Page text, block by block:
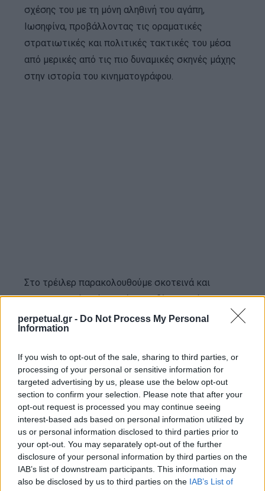
perpetual.gr - Do Not Process My Personal
Information
If you wish to opt-out of the sale, sharing to third parties, or
processing of your personal or sensitive information for
targeted advertising by us, please use the below opt-out
section to confirm your selection. Please note that after your
opt-out request is processed you may continue seeing
interest-based ads based on personal information utilized by
us or personal information disclosed to third parties prior to
your opt-out. You may separately opt-out of the further
disclosure of your personal information by third parties on the
IAB’s list of downstream participants. This information may
also be disclosed by us to third parties on the IAB’s List of
σχέσης του με τη μόνη αληθινή του αγάπη,
Ιωσηφίνα, προβάλλοντας τις οραματικές
στρατιωτικές και πολιτικές τακτικές του μέσα
από μερικές από τις πιο δυναμικές σκηνές μάχης
στην ιστορία του κινηματογράφου.
Στο τρέιλερ παρακολουθούμε σκοτεινά και
εντυπωσιακά πλάνα από τα πεδίο της μάχης,
καθώς και πιο προσωπικές στιγμές του
Ναπολέοντα με την Ιωσηφίνα της Βανέσα Κίρμπι,
σπουδαίος. Μα είσαι τίποτα χωρίς εμένα”.